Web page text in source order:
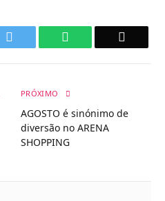
WhatsApp
PRÓXIMO
AGOSTO é sinónimo de
diversão no ARENA
SHOPPING